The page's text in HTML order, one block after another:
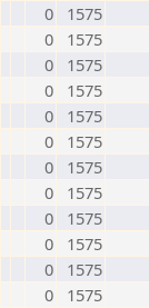
0
1575
0
1575
0
1575
0
1575
0
1575
0
1575
0
1575
0
1575
0
1575
0
1575
0
1575
0
1575